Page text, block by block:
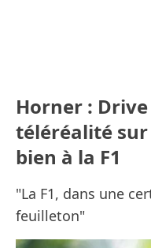
Horner :
téléréalité sur
bien à la F1
"La F1, dans une
feuilleton"